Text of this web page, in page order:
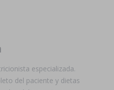
especializada.
del paciente y dietas